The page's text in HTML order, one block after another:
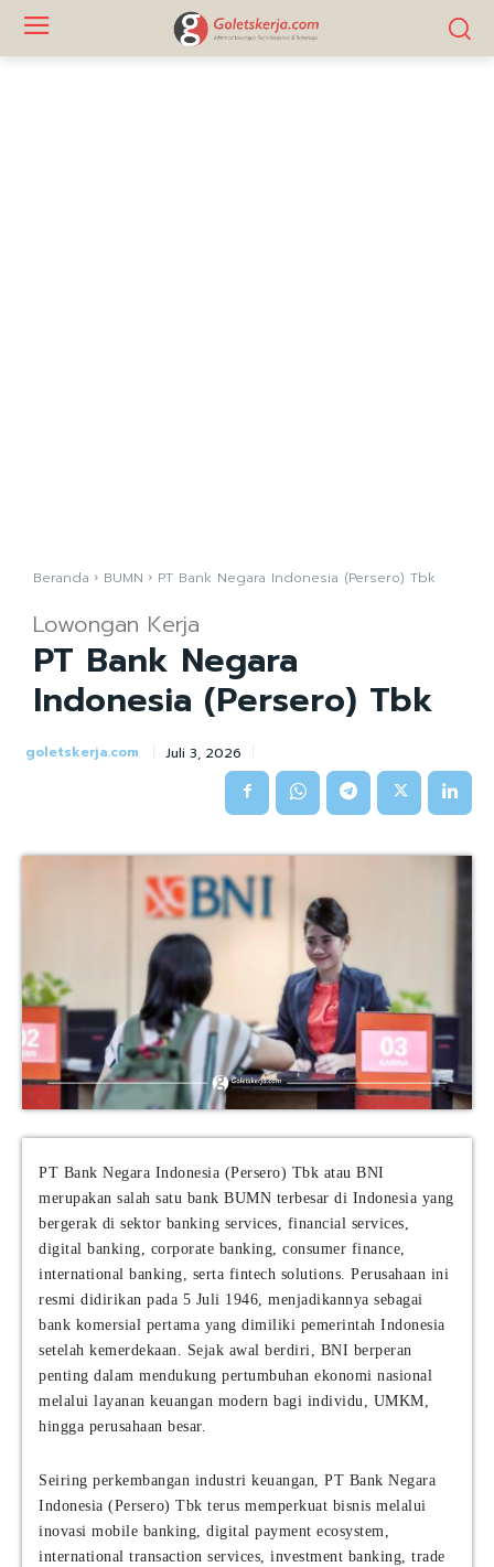
Beranda BUMN PT Bank Negara Indonesia (Persero) Tbk
Lowongan Kerja
PT Bank Negara
Indonesia (Persero) Tbk
goletskerja.com Juli 3, 2026
PT Bank Negara Indonesia (Persero) Tbk atau BNI
merupakan salah satu bank BUMN terbesar di Indonesia yang
bergerak di sektor banking services, financial services,
digital banking, corporate banking, consumer finance,
international banking, serta fintech solutions. Perusahaan ini
resmi didirikan pada 5 Juli 1946, menjadikannya sebagai
bank komersial pertama yang dimiliki pemerintah Indonesia
setelah kemerdekaan. Sejak awal berdiri, BNI berperan
penting dalam mendukung pertumbuhan ekonomi nasional
melalui layanan keuangan modern bagi individu, UMKM,
hingga perusahaan besar.
Seiring perkembangan industri keuangan, PT Bank Negara
Indonesia (Persero) Tbk terus memperkuat bisnis melalui
inovasi mobile banking, digital payment ecosystem,
international transaction services, investment banking, trade